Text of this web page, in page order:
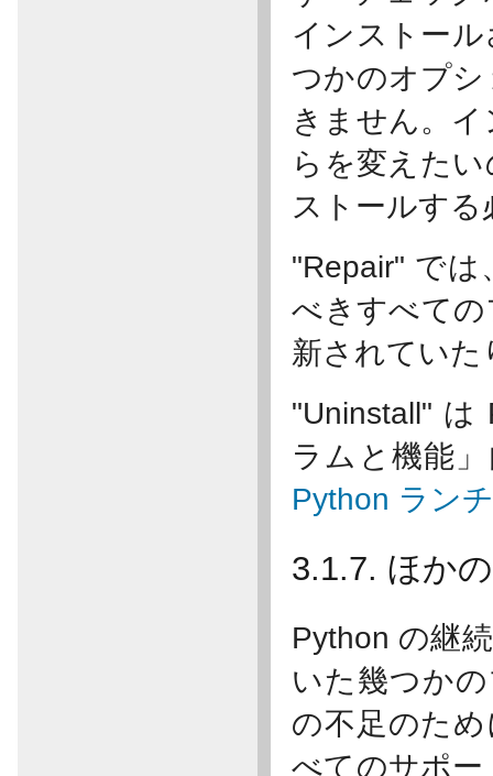
インストー
つかのオプ
きません。
らを変えた
ストールす
"Repair" で
べきすべて
新されてい
"Uninstall"
ラムと機能
Python ラン
3.1.7. ほか
Python の継
いた幾つか
の不足のた
べてのサポ